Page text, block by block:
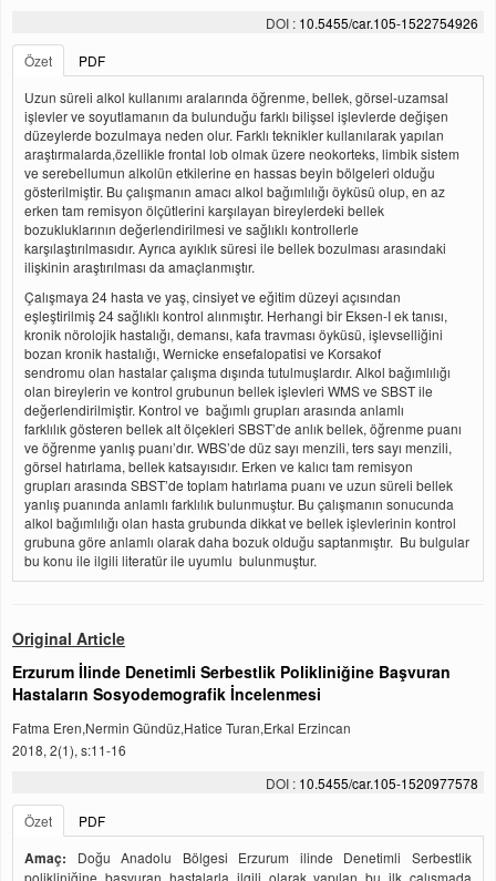
DOI : 10.5455/car.105-1522754926
Özet
PDF
Uzun süreli alkol kullanımı aralarında öğrenme, bellek, görsel-uzamsal
işlevler ve soyutlamanın da bulunduğu farklı bilişsel işlevlerde değişen
düzeylerde bozulmaya neden olur. Farklı teknikler kullanılarak yapılan
araştırmalarda,özellikle frontal lob olmak üzere neokorteks, limbik sistem
ve serebellumun alkolün etkilerine en hassas beyin bölgeleri olduğu
gösterilmiştir. Bu çalışmanın amacı alkol bağımlılığı öyküsü olup, en az
erken tam remisyon ölçütlerini karşılayan bireylerdeki bellek
bozukluklarının değerlendirilmesi ve sağlıklı kontrollerle
karşılaştırılmasıdır. Ayrıca ayıklık süresi ile bellek bozulması arasındaki
ilişkinin araştırılması da amaçlanmıştır.
Çalışmaya 24 hasta ve yaş, cinsiyet ve eğitim düzeyi açısından
eşleştirilmiş 24 sağlıklı kontrol alınmıştır. Herhangi bir Eksen-I ek tanısı,
kronik nörolojik hastalığı, demansı, kafa travması öyküsü, işlevselliğini
bozan kronik hastalığı, Wernicke ensefalopatisi ve Korsakof
sendromu olan hastalar çalışma dışında tutulmuşlardır. Alkol bağımlılığı
olan bireylerin ve kontrol grubunun bellek işlevleri WMS ve SBST ile
değerlendirilmiştir. Kontrol ve bağımlı grupları arasında anlamlı
farklılık gösteren bellek alt ölçekleri SBST’de anlık bellek, öğrenme puanı
ve öğrenme yanlış puanı’dır. WBS’de düz sayı menzili, ters sayı menzili,
görsel hatırlama, bellek katsayısıdır. Erken ve kalıcı tam remisyon
grupları arasında SBST’de toplam hatırlama puanı ve uzun süreli bellek
yanlış puanında anlamlı farklılık bulunmuştur. Bu çalışmanın sonucunda
alkol bağımlılığı olan hasta grubunda dikkat ve bellek işlevlerinin kontrol
grubuna göre anlamlı olarak daha bozuk olduğu saptanmıştır. Bu bulgular
bu konu ile ilgili literatür ile uyumlu bulunmuştur.
Original Article
Erzurum İlinde Denetimli Serbestlik Polikliniğine Başvuran
Hastaların Sosyodemografik İncelenmesi
Fatma Eren,Nermin Gündüz,Hatice Turan,Erkal Erzincan
2018, 2(1), s:11-16
DOI : 10.5455/car.105-1520977578
Özet
PDF
Amaç:
Doğu Anadolu Bölgesi Erzurum ilinde Denetimli Serbestlik
polikliniğine başvuran hastalarla ilgili olarak yapılan bu ilk çalışmada